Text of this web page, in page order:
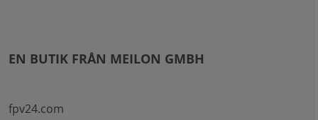
EN BUTIK FRÅN MEILON GMBH
fpv24.com